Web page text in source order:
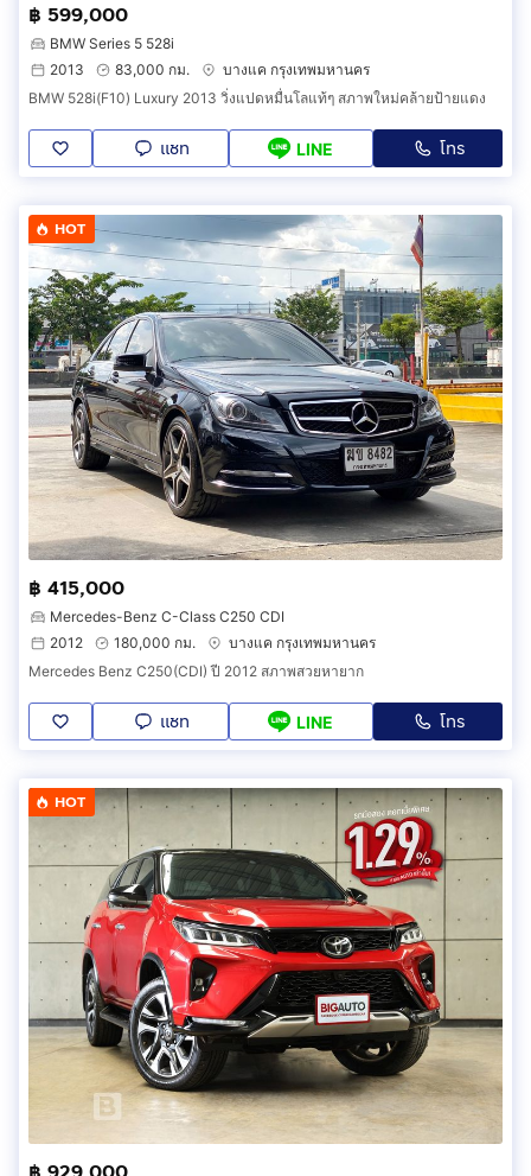
฿ 599,000
BMW Series 5 528i
2013
83,000 กม.
บางแค กรุงเทพมหานคร
BMW 528i(F10) Luxury 2013 วิ่งแปดหมื่นโลแท้ๆ สภาพใหม่คล้ายป้ายแดง
แชท LINE โทร
HOT
฿ 415,000
Mercedes-Benz C-Class C250 CDI
2012
180,000 กม.
บางแค กรุงเทพมหานคร
Mercedes Benz C250(CDI) ปี 2012 สภาพสวยหายาก
แชท LINE โทร
HOT